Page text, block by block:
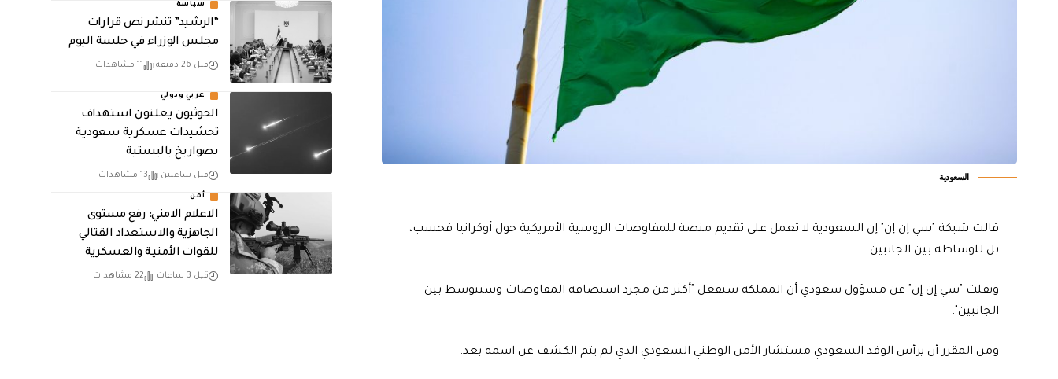
السعودية
قالت شبكة "سي إن إن" إن السعودية لا تعمل على تقديم منصة للمفاوضات الروسية الأمريكية حول أوكرانيا فحسب،
بل للوساطة بين الجانبين.
ونقلت "سي إن إن" عن مسؤول سعودي أن المملكة ستفعل "أكثر من مجرد استضافة المفاوضات وستتوسط بين
الجانبين".
ومن المقرر أن يرأس الوفد السعودي مستشار الأمن الوطني السعودي الذي لم يتم الكشف عن اسمه بعد.
سياسة
“الرشيد” تنشر نص قرارات
مجلس الوزراء في جلسة اليوم
قبل 26 دقيقة 11 مشاهدات
عربي ودولي
الحوثيون يعلنون استهداف
تحشيدات عسكرية سعودية
بصواريخ باليستية
قبل ساعتين 13 مشاهدات
أمن
الاعلام الامني: رفع مستوى
الجاهزية والاستعداد القتالي
للقوات الأمنية والعسكرية
قبل 3 ساعات 22 مشاهدات